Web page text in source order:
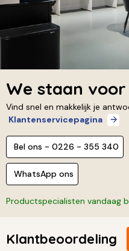
We staan
Vind snel en makkelijk je
Klantenservicepagina
Bel ons - 0226 - 355 340
WhatsApp ons
Productspecialisten vandaag
Klantbeoordeling